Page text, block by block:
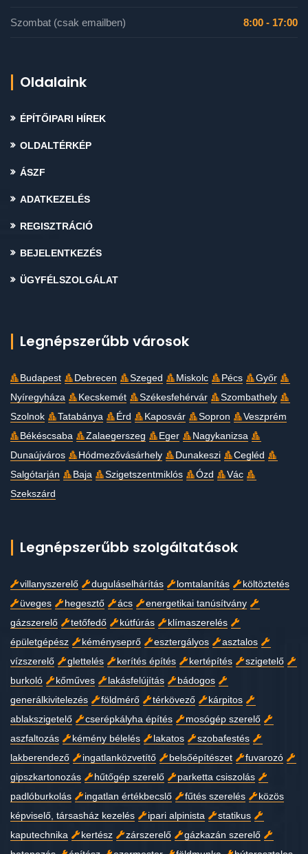
Szombat (csak emailben) 8:00 - 17:00
Oldalaink
ÉPÍTŐIPARI HÍREK
OLDALTÉRKÉP
ÁSZF
ADATKEZELÉS
REGISZTRÁCIÓ
BEJELENTKEZÉS
ÜGYFÉLSZOLGÁLAT
Legnépszerűbb városok
Budapest Debrecen Szeged Miskolc Pécs
Győr
Nyíregyháza
Kecskemét Székesfehérvár
Szombathely
Szolnok
Tatabánya Érd Kaposvár Sopron
Veszprém
Békéscsaba
Zalaegerszeg Eger
Nagykanizsa
Dunaújváros
Hódmezővásárhely Dunakeszi
Cegléd
Salgótarján
Baja Szigetszentmiklós Ózd
Vác
Szekszárd
Legnépszerűbb szolgáltatások
villanyszerelő duguláselhárítás lomtalanítás
költöztetés
üveges
hegesztő ács
energetikai tanúsítvány
gázszerelő
tetőfedő kútfúrás
klímaszerelés
épületgépész
kéményseprő esztergályos
asztalos
vízszerelő
glettelés kerítés építés kertépítés
szigetelő
burkoló
kőműves lakásfelújítás
bádogos
generálkivitelezés
földmérő térkövező
kárpitos
ablakszigetelő
cserépkályha építés
mosógép szerelő
aszfaltozás
kémény bélelés lakatos
szobafestés
lakberendező
ingatlanközvetítő belsőépítészet
fuvarozó
gipszkartonozás
hűtőgép szerelő
parketta csiszolás
padlóburkolás
ingatlan értékbecslő fűtés szerelés
közös
képviselő, társasház kezelés
ipari alpinista
statikus
kaputechnika
kertész zárszerelő
gázkazán szerelő